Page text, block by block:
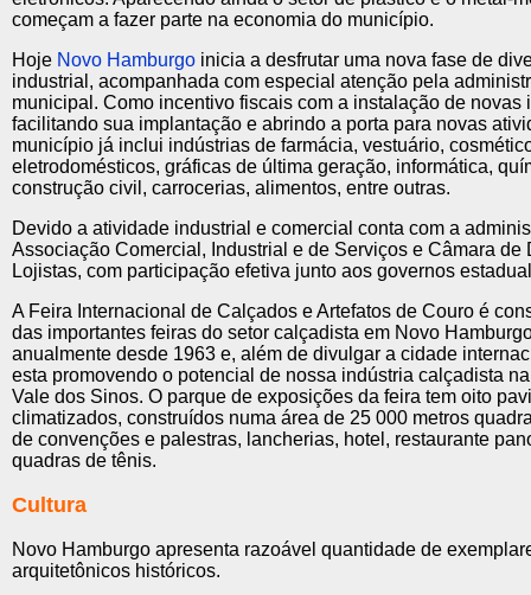
começam a fazer parte na economia do município.
Hoje Novo Hamburgo inicia a desfrutar uma nova fase de
industrial, acompanhada com especial atenção pela
municipal. Como incentivo fiscais com a instalação de novas
facilitando sua implantação e abrindo a porta para novas
município já inclui indústrias de farmácia, vestuário,
eletrodomésticos, gráficas de última geração, informática,
construção civil, carrocerias, alimentos, entre outras.
Devido a atividade industrial e comercial conta com a
Associação Comercial, Industrial e de Serviços e Câmara de
Lojistas, com participação efetiva junto aos governos
A Feira Internacional de Calçados e Artefatos de Couro é
das importantes feiras do setor calçadista em Novo
anualmente desde 1963 e, além de divulgar a cidade
esta promovendo o potencial de nossa indústria calçadista
Vale dos Sinos. O parque de exposições da feira tem oito
climatizados, construídos numa área de 25 000 metros
de convenções e palestras, lancherias, hotel, restaurante
quadras de tênis.
Cultura
Novo Hamburgo apresenta razoável quantidade de
arquitetônicos históricos.